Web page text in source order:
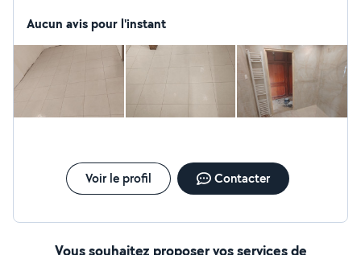
Aucun avis pour l'instant
Voir le profil Contacter
Vous souhaitez proposer vos services de